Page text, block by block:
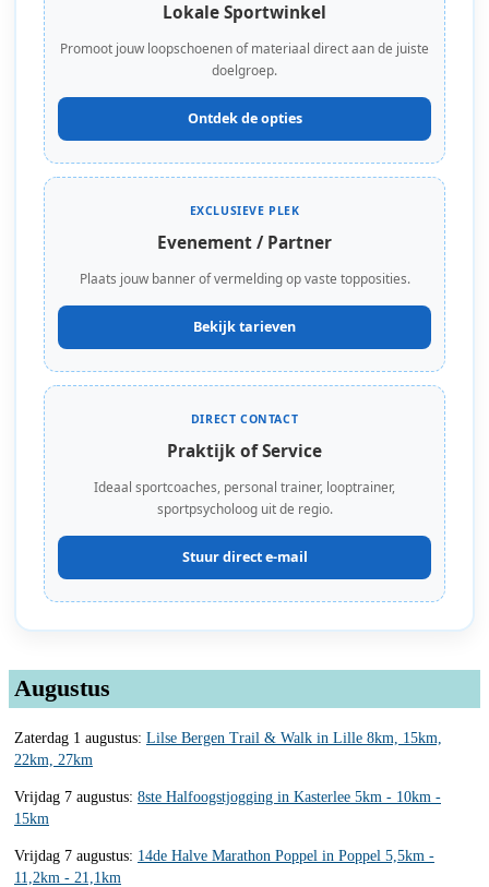
Lokale Sportwinkel
Promoot jouw loopschoenen of materiaal direct aan de juiste
doelgroep.
Ontdek de opties
EXCLUSIEVE PLEK
Evenement / Partner
Plaats jouw banner of vermelding op vaste topposities.
Bekijk tarieven
DIRECT CONTACT
Praktijk of Service
Ideaal sportcoaches, personal trainer, looptrainer,
sportpsycholoog uit de regio.
Stuur direct e-mail
Augustus
Zaterdag 1 augustus: Lilse Bergen Trail & Walk in Lille 8km, 15km,
22km, 27km
Vrijdag 7 augustus: 8ste Halfoogstjogging in Kasterlee 5km - 10km -
15km
Vrijdag 7 augustus: 14de Halve Marathon Poppel in Poppel 5,5km -
11,2km - 21,1km